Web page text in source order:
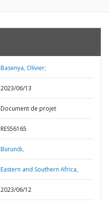
Basenya, Olivier;
2023/06/13
Document de projet
RES56165
Burundi,
Eastern and Southern Africa,
2023/06/12